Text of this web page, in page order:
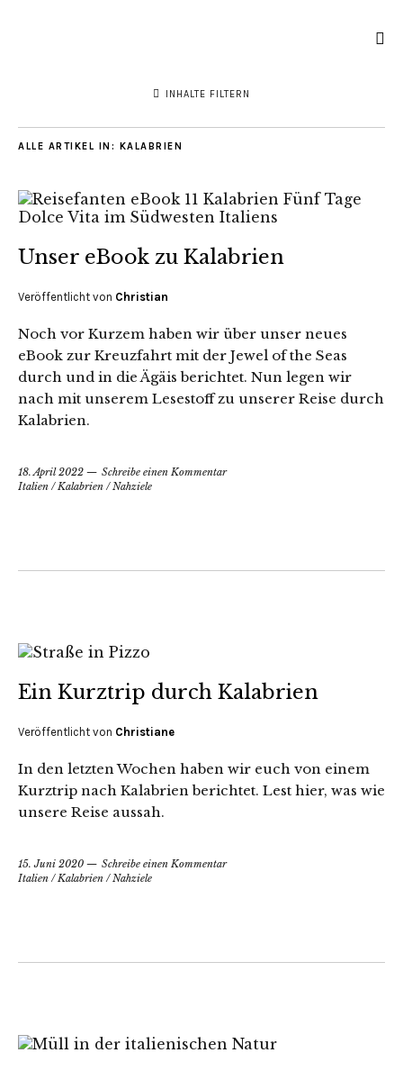
INHALTE FILTERN
ALLE ARTIKEL IN: KALABRIEN
Unser eBook zu Kalabrien
Veröffentlicht von Christian
Noch vor Kurzem haben wir über unser neues
eBook zur Kreuzfahrt mit der Jewel of the Seas
durch und in die Ägäis berichtet. Nun legen wir
nach mit unserem Lesestoff zu unserer Reise durch
Kalabrien.
18. April 2022
Schreibe einen Kommentar
Italien /Kalabrien /Nahziele
Ein Kurztrip durch Kalabrien
Veröffentlicht von Christiane
In den letzten Wochen haben wir euch von einem
Kurztrip nach Kalabrien berichtet. Lest hier, was wie
unsere Reise aussah.
15. Juni 2020
Schreibe einen Kommentar
Italien /Kalabrien /Nahziele